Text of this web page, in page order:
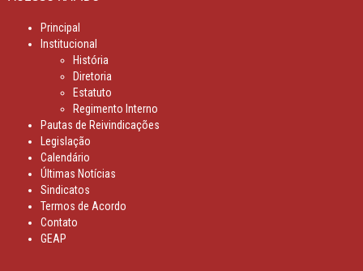
Principal
Institucional
História
Diretoria
Estatuto
Regimento Interno
Pautas de Reivindicações
Legislação
Calendário
Últimas Notícias
Sindicatos
Termos de Acordo
Contato
GEAP